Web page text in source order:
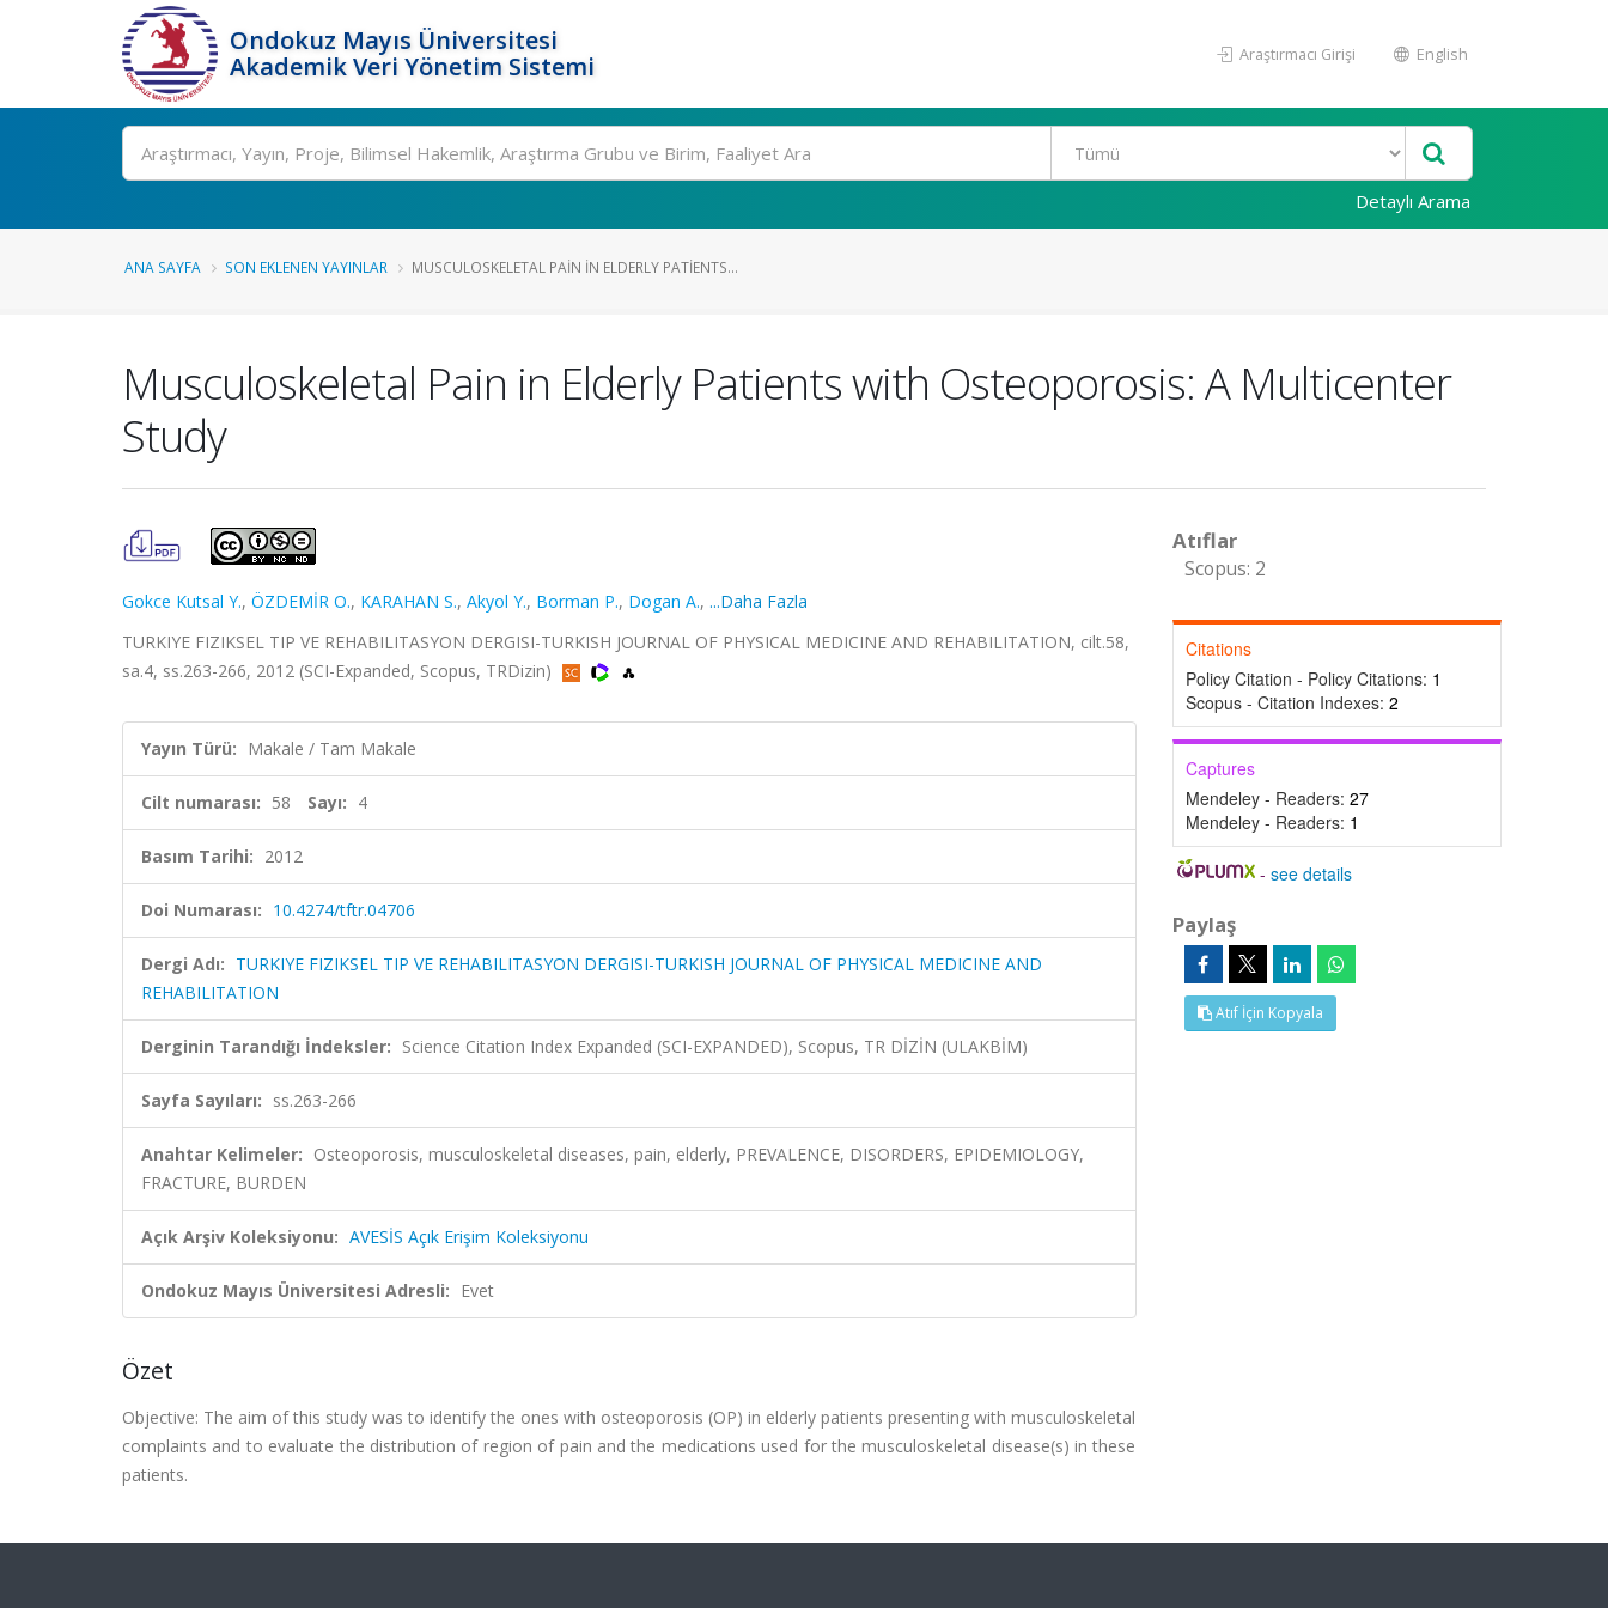
Ondokuz Mayıs Üniversitesi
Akademik Veri Yönetim Sistemi
Araştırmacı Girişi English
Ara
Detaylı Arama
ANA SAYFA SON EKLENEN YAYINLAR MUSCULOSKELETAL PAIN IN ELDERLY PATIENTS...
Musculoskeletal Pain in Elderly Patients with Osteoporosis: A Multicenter
Study
Gokce Kutsal Y., ÖZDEMİR O., KARAHAN S., Akyol Y., Borman P., Dogan A., ...Daha Fazla
TURKIYE FIZIKSEL TIP VE REHABILITASYON DERGISI-TURKISH JOURNAL OF PHYSICAL MEDICINE AND REHABILITATION, cilt.58,
sa.4, ss.263-266, 2012 (SCI-Expanded, Scopus, TRDizin)
Yayın Türü: Makale / Tam Makale
Cilt numarası: 58 Sayı: 4
Basım Tarihi: 2012
Doi Numarası: 10.4274/tftr.04706
Dergi Adı: TURKIYE FIZIKSEL TIP VE REHABILITASYON DERGISI-TURKISH JOURNAL OF PHYSICAL MEDICINE AND
REHABILITATION
Derginin Tarandığı İndeksler: Science Citation Index Expanded (SCI-EXPANDED), Scopus, TR DİZİN (ULAKBİM)
Sayfa Sayıları: ss.263-266
Anahtar Kelimeler: Osteoporosis, musculoskeletal diseases, pain, elderly, PREVALENCE, DISORDERS, EPIDEMIOLOGY,
FRACTURE, BURDEN
Açık Arşiv Koleksiyonu: AVESİS Açık Erişim Koleksiyonu
Ondokuz Mayıs Üniversitesi Adresli: Evet
Özet
Objective: The aim of this study was to identify the ones with osteoporosis (OP) in elderly patients presenting with musculoskeletal
complaints and to evaluate the distribution of region of pain and the medications used for the musculoskeletal disease(s) in these
patients.
Atıflar
Scopus: 2
Citations
Policy Citation - Policy Citations: 1
Scopus - Citation Indexes: 2
Captures
Mendeley - Readers: 27
Mendeley - Readers: 1
-see details
Paylaş
Atıf İçin Kopyala